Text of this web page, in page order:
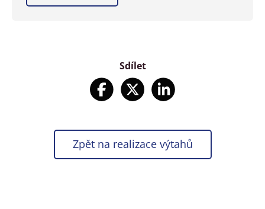
Sdílet
Zpět na realizace výtahů